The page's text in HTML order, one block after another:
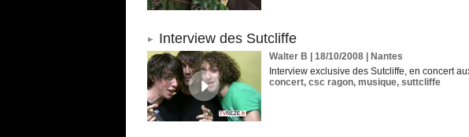
Interview des Sutcliffe
Walter B | 18/10/2008
Nantes
Interview exclusive des Sutcliffe, en concert
concert, csc ragon, musique, suttcliffe